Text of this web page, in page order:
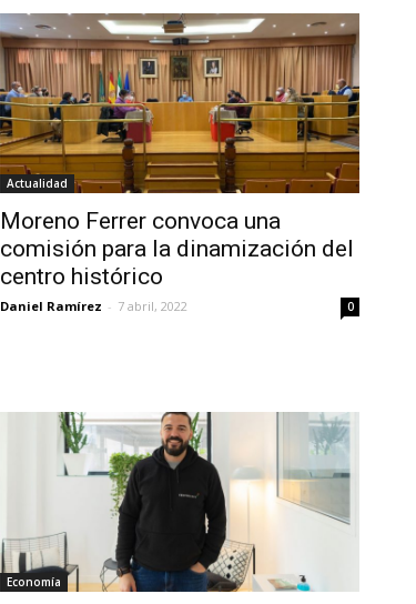
Actualidad
Moreno Ferrer convoca una
comisión para la dinamización del
centro histórico
Daniel Ramírez - 7 abril, 2022 0
Economía